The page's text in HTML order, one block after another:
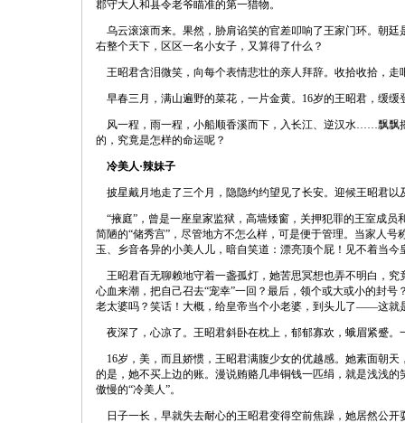
郡守大人和县令老爷瞄准的第一猎物。
乌云滚滚而来。果然，胁肩谄笑的官差叩响了王家门环。朝
右整个天下，区区一名小女子，又算得了什么？
王昭君含泪微笑，向每个表情悲壮的亲人拜辞。收拾收拾，
早春三月，满山遍野的菜花，一片金黄。16岁的王昭君，缓
风一程，雨一程，小船顺香溪而下，入长江、逆汉水……飘飘
的，究竟是怎样的命运呢？
冷美人·辣妹子
披星戴月地走了三个月，隐隐约约望见了长安。迎候王昭君
“掖庭”，曾是一座皇家监狱，高墙矮窗，关押犯罪的王室成员
简陋的“储秀宫”，尽管地方不怎么样，可是便于管理。当家人
玉、乡音各异的小美人儿，暗自笑道：漂亮顶个屁！见不着当
王昭君百无聊赖地守着一盏孤灯，她苦思冥想也弄不明白，究
心血来潮，把自己召去“宠幸”一回？最后，领个或大或小的封
老太婆吗？笑话！大概，给皇帝当个小老婆，到头儿了——这就
夜深了，心凉了。王昭君斜卧在枕上，郁郁寡欢，蛾眉紧蹙
16岁，美，而且娇惯，王昭君满腹少女的优越感。她素面朝
的是，她不买上边的账。漫说贿赂几串铜钱一匹绢，就是浅浅
傲慢的“冷美人”。
日子一长，早就失去耐心的王昭君变得空前焦躁，她居然公开